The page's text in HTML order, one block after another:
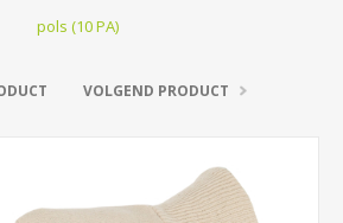
pols (10 PA)
VOLGEND PRODUCT